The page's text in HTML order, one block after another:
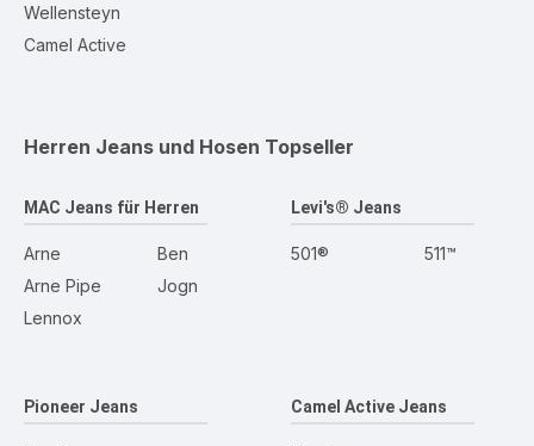
Wellensteyn
Camel Active
Herren Jeans und Hosen Topseller
MAC Jeans für Herren
Arne
Arne Pipe
Lennox
Ben
Jogn
Levi's® Jeans
501® 511™
Pioneer Jeans Camel Active Jeans